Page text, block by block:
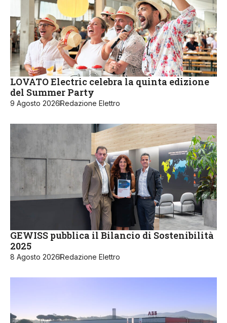
LOVATO Electric celebra la quinta edizione
del Summer Party
9 Agosto 2026Redazione Elettro
GEWISS pubblica il Bilancio di Sostenibilità
2025
8 Agosto 2026Redazione Elettro